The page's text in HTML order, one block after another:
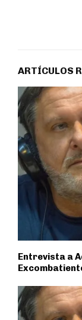
ARTÍCULOS
Entrevista a